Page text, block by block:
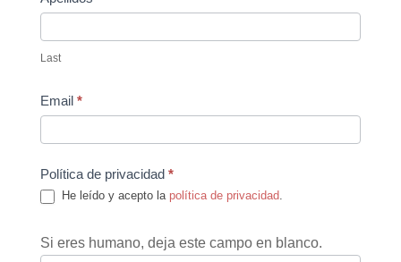
Last
Email *
Política de privacidad *
He leído y acepto la política de privacidad
Si eres humano, deja este campo en blanco.